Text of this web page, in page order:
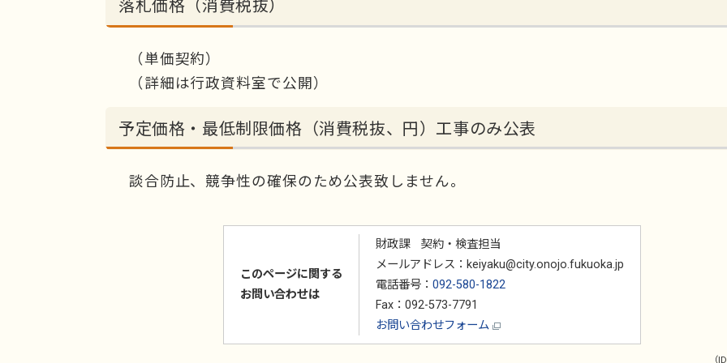
落札価格（消費税抜）
（単価契約）
（詳細は行政資料室で公開）
予定価格・最低制限価格（消費税抜、円）工事のみ公表
談合防止、競争性の確保のため公表致しません。
このページに関する
お問い合わせは
財政課 契約・検査担当
メールアドレス：keiyaku@city.onojo.fukuoka.jp
電話番号： 092-580-1822
Fax：092-573-7791
お問い合わせフォーム
（